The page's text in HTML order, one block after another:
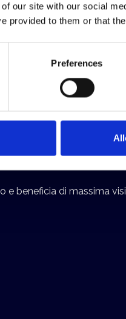
our site with our social
provided to them or that
Preferences
e
e beneficia di massima